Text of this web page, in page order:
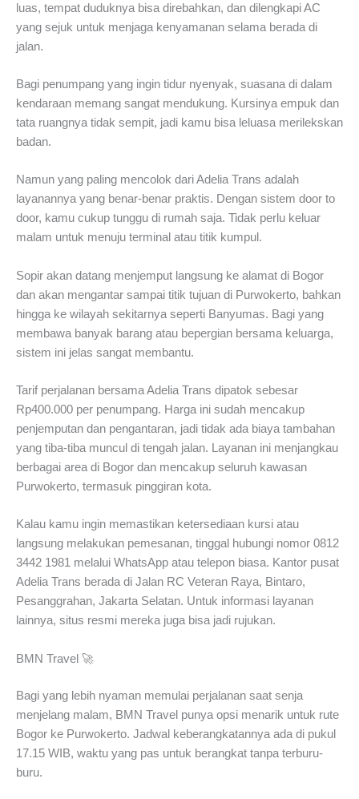
luas, tempat duduknya bisa direbahkan, dan dilengkapi AC
yang sejuk untuk menjaga kenyamanan selama berada di
jalan.
Bagi penumpang yang ingin tidur nyenyak, suasana di dalam
kendaraan memang sangat mendukung. Kursinya empuk dan
tata ruangnya tidak sempit, jadi kamu bisa leluasa merilekskan
badan.
Namun yang paling mencolok dari Adelia Trans adalah
layanannya yang benar-benar praktis. Dengan sistem door to
door, kamu cukup tunggu di rumah saja. Tidak perlu keluar
malam untuk menuju terminal atau titik kumpul.
Sopir akan datang menjemput langsung ke alamat di Bogor
dan akan mengantar sampai titik tujuan di Purwokerto, bahkan
hingga ke wilayah sekitarnya seperti Banyumas. Bagi yang
membawa banyak barang atau bepergian bersama keluarga,
sistem ini jelas sangat membantu.
Tarif perjalanan bersama Adelia Trans dipatok sebesar
Rp400.000 per penumpang. Harga ini sudah mencakup
penjemputan dan pengantaran, jadi tidak ada biaya tambahan
yang tiba-tiba muncul di tengah jalan. Layanan ini menjangkau
berbagai area di Bogor dan mencakup seluruh kawasan
Purwokerto, termasuk pinggiran kota.
Kalau kamu ingin memastikan ketersediaan kursi atau
langsung melakukan pemesanan, tinggal hubungi nomor 0812
3442 1981 melalui WhatsApp atau telepon biasa. Kantor pusat
Adelia Trans berada di Jalan RC Veteran Raya, Bintaro,
Pesanggrahan, Jakarta Selatan. Untuk informasi layanan
lainnya, situs resmi mereka juga bisa jadi rujukan.
BMN Travel 🚀
Bagi yang lebih nyaman memulai perjalanan saat senja
menjelang malam, BMN Travel punya opsi menarik untuk rute
Bogor ke Purwokerto. Jadwal keberangkatannya ada di pukul
17.15 WIB, waktu yang pas untuk berangkat tanpa terburu-
buru.